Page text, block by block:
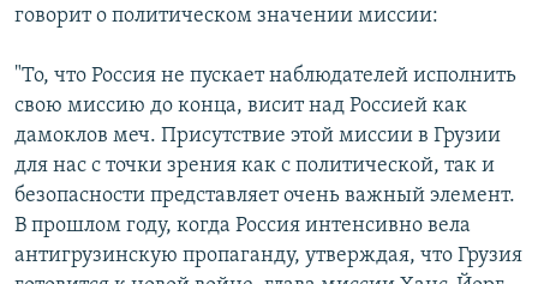
говорит о политическом значении миссии:
"То, что Россия не пускает наблюдателей исполнить
свою миссию до конца, висит над Россией как
дамоклов меч. Присутствие этой миссии в Грузии
для нас с точки зрения как с политической, так и
безопасности представляет очень важный элемент.
В прошлом году, когда Россия интенсивно вела
антигрузинскую пропаганду, утверждая, что Грузия